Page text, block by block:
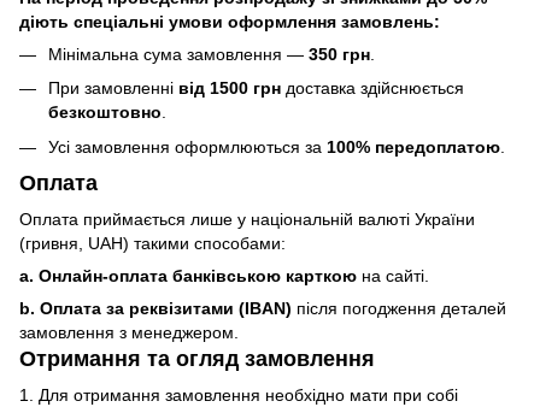
діють спеціальні умови оформлення замовлень:
Мінімальна сума замовлення — 350 грн
При замовленні від 1500 грн доставка здійснюється
безкоштовно.
Усі замовлення оформлюються за 100% передоплатою
Оплата
Оплата приймається лише у національній валюті України
(гривня, UAH) такими способами:
a. Онлайн-оплата банківською карткою на сайті.
b. Оплата за реквізитами (IBAN) після погодження деталей
замовлення з менеджером.
Отримання та огляд замовлення
1. Для отримання замовлення необхідно мати при собі